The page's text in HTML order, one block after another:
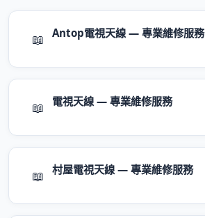
📖 Antop電視天線 — 專業維修服務
📖 電視天線 — 專業維修服務
📖 村屋電視天線 — 專業維修服務